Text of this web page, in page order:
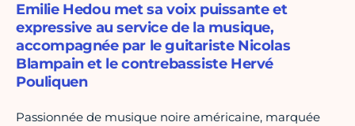
Emilie Hedou met sa voix puissante et
expressive au service de la musique,
accompagnée par le guitariste Nicolas
Blampain et le contrebassiste Hervé
Pouliquen
Passionnée de musique noire américaine, marquée